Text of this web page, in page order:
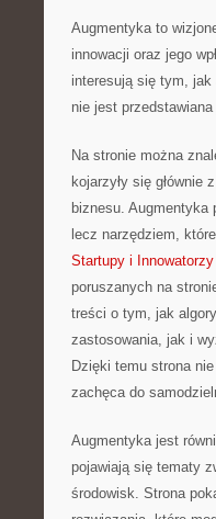
Augmentyka to
innowacji oraz jego
interesują się tym,
nie jest
Na stronie można
kojarzyły się
biznesu.
lecz narzędziem,
Startupy i Innowatorzy
poruszanych na
treści o tym, jak
zastosowania, jak i
Dzięki temu strona
zachęca do
Augmentyka jest
pojawiają się tematy
środowisk. Strona